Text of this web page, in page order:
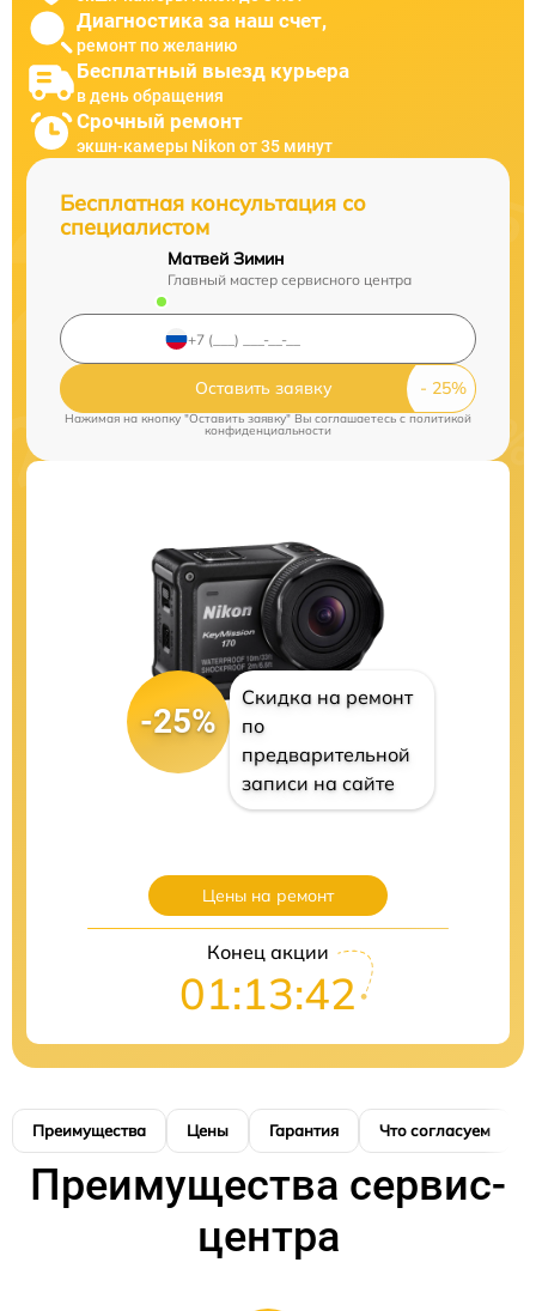
Диагностика за наш счет,
ремонт по желанию
Бесплатный выезд курьера
в день обращения
Срочный ремонт
экшн-камеры Nikon от 35 минут
Бесплатная консультация со
специалистом
Матвей Зимин
Главный мастер сервисного центра
Оставить заявку
Нажимая на кнопку "Оставить заявку" Вы соглашаетесь cполитикой
конфиденциальности
-25%
Скидка на ремонт
по
предварительной
записи на сайте
Цены на ремонт
Конец акции
01:13:41
Преимущества Цены Гарантия Что согласуем
Преимущества сервис-
центра